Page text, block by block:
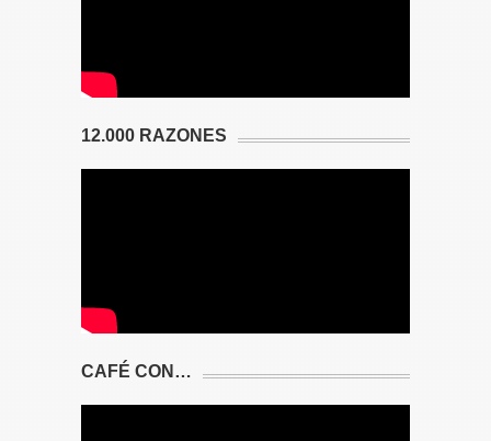
12.000 RAZONES
CAFÉ CON…